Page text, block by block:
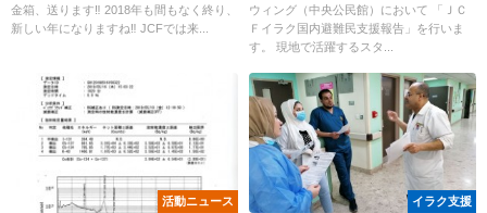
金箱、送ります‼️ 2018年も間もなく終り、
新しい年になりますね‼️ JCFでは来...
ウィング（中央公民館）において 「ＪＣ
Ｆイラク国内避難民支援報告」を行いま
す。 現地で活躍するスタ...
活動ニュース イラク支援